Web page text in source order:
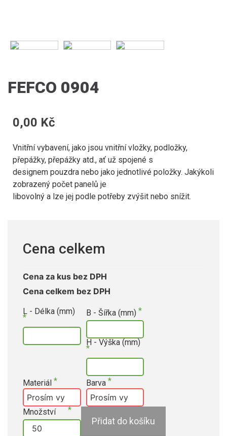
FEFCO 0904
0,00 Kč
Vnitřní vybavení, jako jsou vnitřní vložky, podložky,
přepážky, přepážky atd., ať už spojené s
designem pouzdra nebo jako jednotlivé položky. Jakýkoli
zobrazený počet panelů je
libovolný a lze jej podle potřeby zvýšit nebo snížit.
Cena celkem
Cena za kus bez DPH
Cena celkem bez DPH
L - Délka (mm) B - Šířka (mm)
H - Výška (mm)
Materiál Barva
Množství
Přidat do košíku